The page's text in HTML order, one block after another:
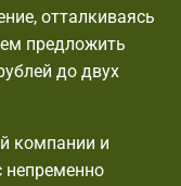
отталкиваясь
предложить
до двух
компании и
непременно